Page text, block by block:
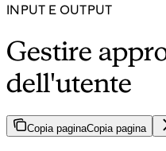
INPUT E OUTPUT
Gestire
dell'utente
Copia paginaCopia pagina